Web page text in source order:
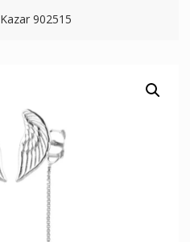
Kazar 902515